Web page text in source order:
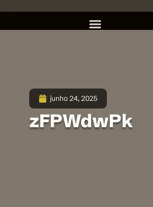
junho 24, 2025
zFPWdwPk